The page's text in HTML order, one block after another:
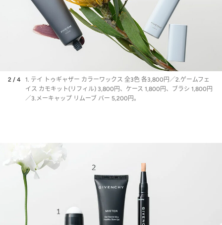
2 / 4
1. テイ トゥギャザー カラーワックス 全3色 各3,800円／2.ゲームフェ
イス カモキット(リフィル) 3,800円、ケース 1,800円、ブラシ 1,800円
／3.メーキャップ リムーブ バー 5,200円。